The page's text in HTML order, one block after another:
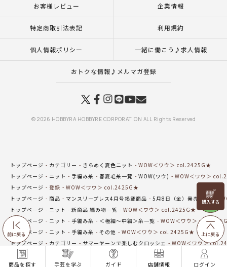
商品を探す 手芸を学ぶ ガイド 店舗情報 ログイン
前に戻る
リリヤン
フェア
上に戻る
お客様レビュー 企業情報
特定商取引法表記 利用規約
個人情報ポリシー 一緒に働こう♪求人情報
おトクな情報♪メルマガ登録
© 2026 HOBBYRA HOBBYRE CORPORATION ALL Rights Reserved
トップページ カテゴリー きらめく夏色ニット
WOW＜ワウ＞ col.2425G★
トップページ
ニット 手編み糸 春夏毛糸一覧 WOW(ワウ)
WOW＜ワウ＞
トップページ
登録
WOW＜ワウ＞ col.2425G★
トップページ
商品 マンスリープレス4月号掲載商品 5月8日（金）発売の商品
トップページ
ニット 新商品 編み物一覧
WOW＜ワウ＞ col.2425G★
トップページ
ニット 手編み糸 ＜極細～中細＞糸一覧
WOW＜ワウ＞
トップページ
ニット 手編み糸 その他
WOW＜ワウ＞ col.2425G★
トップページ
カテゴリー サマーヤーンで楽しむクロッシェ
WOW＜ワウ＞
トップページ
カテゴリー 初夏のおでかけニット
WOW＜ワウ＞ col.2425G★
トップページ
特集一覧 ニットコレクション WOW＜ワウ＞ col.2425G★